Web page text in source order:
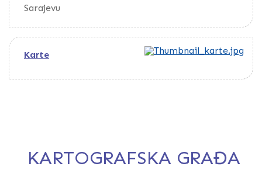
Sarajevu
Karte
KARTOGRAFSKA GRAĐA